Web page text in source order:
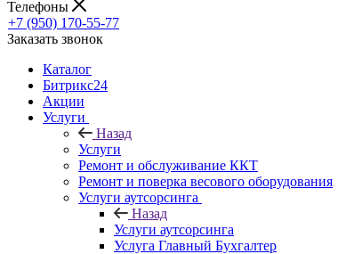
Телефоны
+7 (950) 170-55-77
Заказать звонок
Каталог
Битрикс24
Акции
Услуги
Назад
Услуги
Ремонт и обслуживание ККТ
Ремонт и поверка весового оборудования
Услуги аутсорсинга
Назад
Услуги аутсорсинга
Услуга Главный Бухгалтер